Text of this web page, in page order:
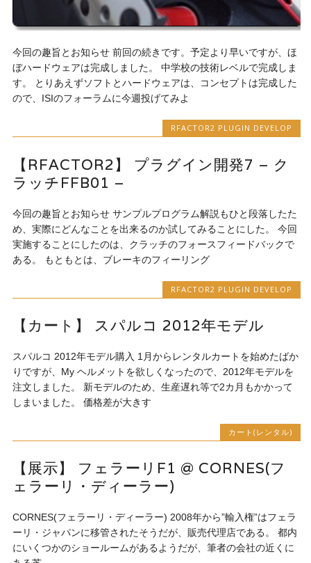
今回の趣旨とお知らせ 前回の続きです。予定より早いですが、ほ
ぼハードウェアは完成しました。 中学校の技術レベルで完成しま
す。 とりあえずソフトとハードウェアは、コンセプトは完成した
ので、ISIのフォーラムに今週投げてみよ
RFACTOR2 PLUGIN DEVELOP
【RFACTOR2】 プラグイン開発7 – ク
ラッチFFB01 –
今回の趣旨とお知らせ サンプルプログラム解説もひと段落したた
め、実際にどんなことを出来るのか試してみることにした。 今回
実施することにしたのは、クラッチのフォースフィードバックで
ある。 もともとは、ブレーキのフィーリング
RFACTOR2 PLUGIN DEVELOP
【カート】 スパルコ 2012年モデル
スパルコ 2012年モデル購入 1月からレンタルカートを始めたばか
りですが、My ヘルメットを欲しくなったので、2012年モデルを
注文しました。 新モデルのため、生産遅れ等で2カ月もかかって
しまいました。 価格差が大きす
カート(レンタル)
【展示】 フェラーリF1 @ CORNES(フ
ェラーリ・ディーラー)
CORNES(フェラーリ・ディーラー) 2008年から”輸入権”はフェラ
ーリ・ジャパンに移管されたそうだが、販売代理店である。 都内
にいくつかのショールームがあるようだが、筆者の会社の近くに